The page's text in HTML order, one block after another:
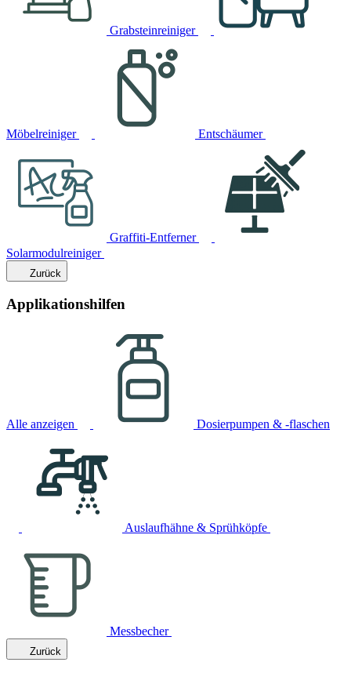
Grabsteinreiniger
Möbelreiniger Entschäumer
Graffiti-Entferner
Solarmodulreiniger
Zurück
Applikationshilfen
Alle anzeigen Dosierpumpen & -flaschen
Auslaufhähne & Sprühköpfe
Messbecher
Zurück